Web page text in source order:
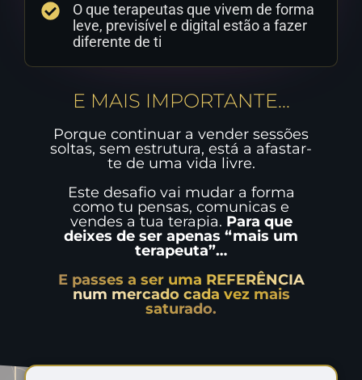
O que terapeutas que vivem de forma
leve, previsível e digital estão a fazer
diferente de ti
E MAIS IMPORTANTE...
Porque continuar a vender sessões
soltas, sem estrutura, está a afastar-
te de uma vida livre.
Este desafio vai mudar a forma
como tu pensas, comunicas e
vendes a tua terapia. Para que
deixes de ser apenas “mais um
terapeuta”…
E passes a ser uma REFERÊNCIA
num mercado cada vez mais
saturado.